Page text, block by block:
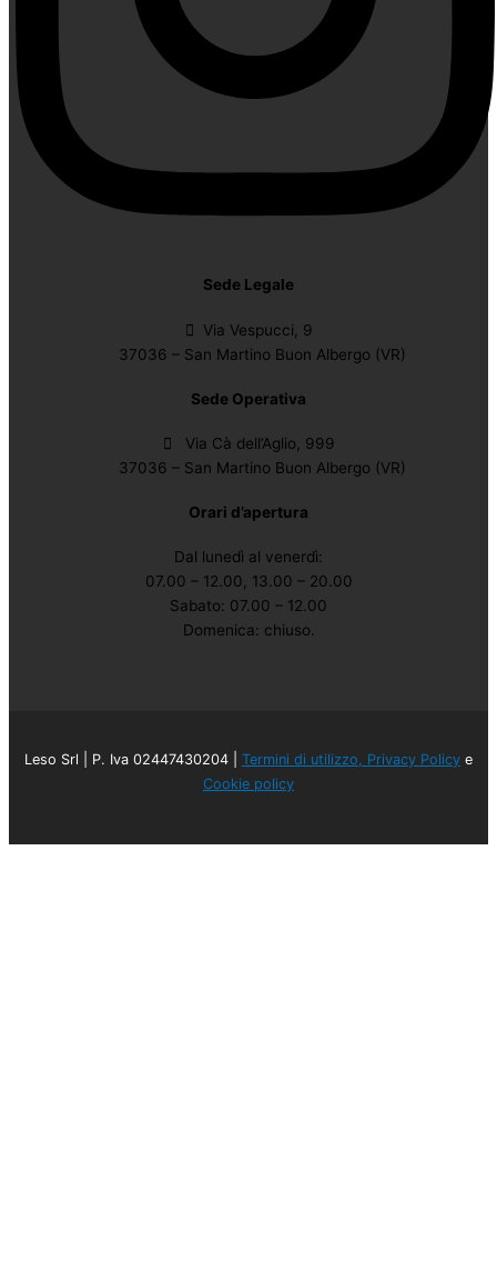
Sede Legale
Via Vespucci, 9
37036 – San Martino Buon Albergo (VR)
Sede Operativa
Via Cà dell’Aglio, 999
37036 – San Martino Buon Albergo (VR)
Orari d’apertura
Dal lunedì al venerdì:
07.00 – 12.00, 13.00 – 20.00
Sabato: 07.00 – 12.00
Domenica: chiuso.
Leso Srl | P. Iva 02447430204 | Termini di utilizzo, Privacy Policy e
Cookie policy